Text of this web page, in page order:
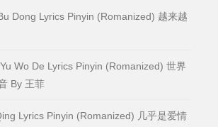
Dong Lyrics Pinyin (Romanized) 越来越
Wo De Lyrics Pinyin (Romanized) 世界
By 王菲
Lyrics Pinyin (Romanized) 几乎是爱情